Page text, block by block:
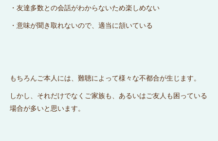
・友達多数との会話がわからないため楽しめない
・意味が聞き取れないので、適当に頷いている
もちろんご本人には、難聴によって様々な不都合が生じます。
しかし、それだけでなくご家族も、あるいはご友人も困っている
場合が多いと思います。